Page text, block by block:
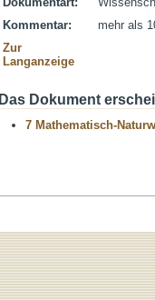
Kommentar:
mehr als
Zur
Langanzeige
Das Dokument
7 Mathematisch-